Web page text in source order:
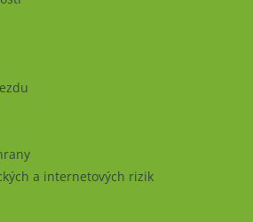
a internetových rizik